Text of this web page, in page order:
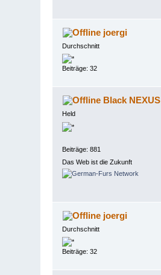
joergi
Durchschnitt
Beiträge: 32
Black NEXUS
Held
Beiträge: 881
Das Web ist die Zukunft
joergi
Durchschnitt
Beiträge: 32